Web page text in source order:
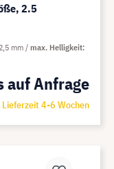
2.5
auf Anfrage
Lieferzeit 4-6 Wochen
mm
max. Helligkeit